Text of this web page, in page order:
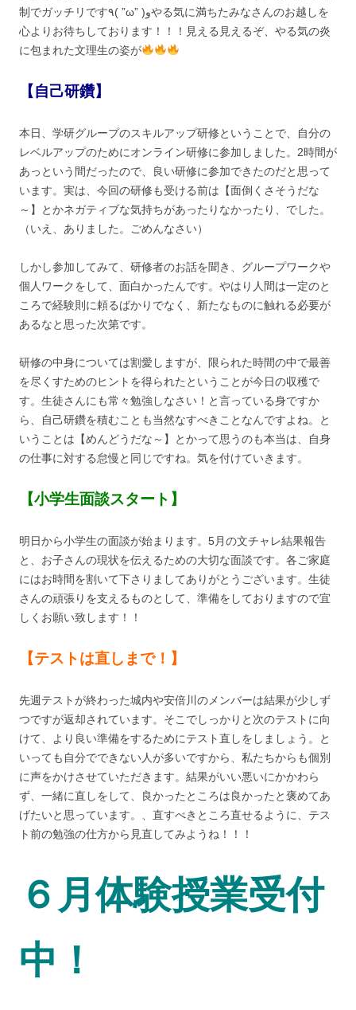
制でガッチリです٩( ”ω” )وやる気に満ちたみなさんのお越しを
心よりお待ちしております！！！見える見えるぞ、やる気の炎
に包まれた文理生の姿が
【自己研鑽】
本日、学研グループのスキルアップ研修ということで、自分の
レベルアップのためにオンライン研修に参加しました。2時間が
あっという間だったので、良い研修に参加できたのだと思って
います。実は、今回の研修も受ける前は【面倒くさそうだな
～】とかネガティブな気持ちがあったりなかったり、でした。
（いえ、ありました。ごめんなさい）
しかし参加してみて、研修者のお話を聞き、グループワークや
個人ワークをして、面白かったんです。やはり人間は一定のと
ころで経験則に頼るばかりでなく、新たなものに触れる必要が
あるなと思った次第です。
研修の中身については割愛しますが、限られた時間の中で最善
を尽くすためのヒントを得られたということが今日の収穫で
す。生徒さんにも常々勉強しなさい！と言っている身ですか
ら、自己研鑽を積むことも当然なすべきことなんですよね。と
いうことは【めんどうだな～】とかって思うのも本当は、自身
の仕事に対する怠慢と同じですね。気を付けていきます。
【小学生面談スタート】
明日から小学生の面談が始まります。5月の文チャレ結果報告
と、お子さんの現状を伝えるための大切な面談です。各ご家庭
にはお時間を割いて下さりましてありがとうございます。生徒
さんの頑張りを支えるものとして、準備をしておりますので宜
しくお願い致します！！
【テストは直しまで！】
先週テストが終わった城内や安倍川のメンバーは結果が少しず
つですが返却されています。そこでしっかりと次のテストに向
けて、より良い準備をするためにテスト直しをしましょう。と
いっても自分でできない人が多いですから、私たちからも個別
に声をかけさせていただきます。結果がいい悪いにかかわら
ず、一緒に直しをして、良かったところは良かったと褒めてあ
げたいと思っています。、直すべきところ直せるように、テス
ト前の勉強の仕方から見直してみようね！！！
６月体験授業受付
中！